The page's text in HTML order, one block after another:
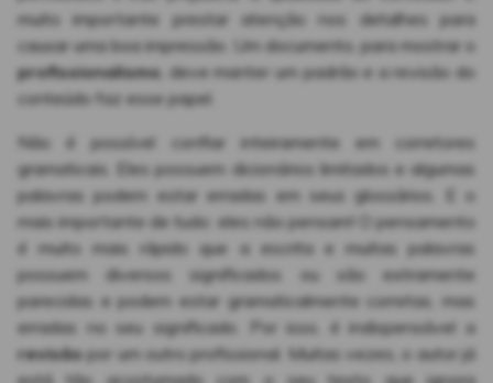
muito importante prestar atenção nos detalhes para
causar uma boa impressão. Um documento, para mostrar o
profissionalismo , deve manter um padrão e a revisão do
conteúdo faz esse papel.
Não é possível confiar inteiramente em corretores
gramaticais. Eles possuem dicionários limitados e algumas
palavras podem estar erradas em seus glossários. E o
mais importante de tudo: eles não pensam! O pensamento
é muito mais rápido que a escrita e muitas palavras
possuem diversos significados ou são extramente
parecidas e podem estar gramaticalmente corretas, mas
erradas no seu significado. Por isso, é indispensável a
revisãopor um outro profissional. Muitas vezes, o autor já